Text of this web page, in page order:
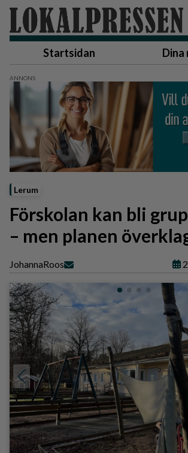
Startsidan
Lerum
Förskolan kan bli
– men planen
JohannaRoos